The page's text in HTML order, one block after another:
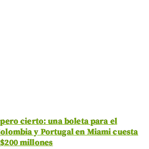
cierto: una boleta para el
y Portugal en Miami cuesta
millones